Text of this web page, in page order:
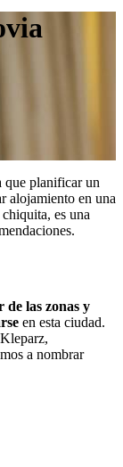
que planificar un
alojamiento en una
es una
de las zonas y
en esta ciudad.
a nombrar